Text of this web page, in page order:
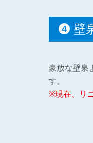
壁
豪放な壁泉
す。
※現在、リ